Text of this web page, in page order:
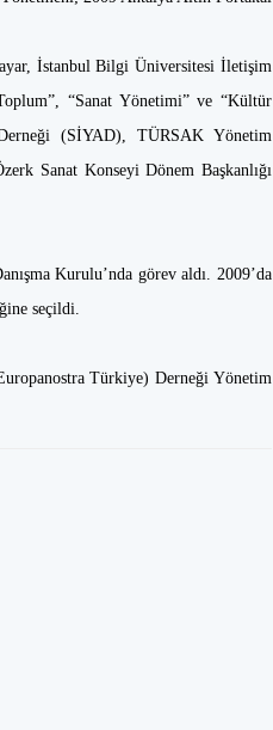
İstanbul Bilgi Üniversitesi İletişim
“Sanat Yönetimi” ve “Kültür
(SİYAD), TÜRSAK Yönetim
Sanat Konseyi Dönem Başkanlığı
Kurulu’nda görev aldı. 2009’da
seçildi.
Türkiye) Derneği Yönetim